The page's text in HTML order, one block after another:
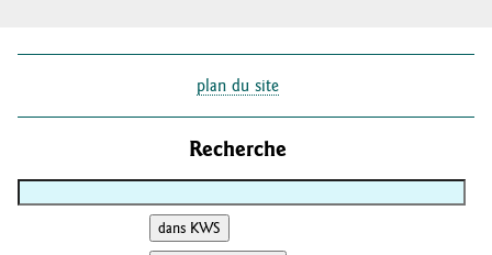
plan du site
Recherche